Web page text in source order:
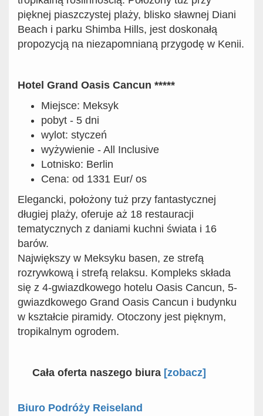
pięknej piaszczystej plaży, blisko sławnej Diani
Beach i parku Shimba Hills, jest doskonałą
propozycją na niezapomnianą przygodę w Kenii.
Hotel Grand Oasis Cancun *****
Miejsce: Meksyk
pobyt - 5 dni
wylot: styczeń
wyżywienie - All Inclusive
Lotnisko: Berlin
Cena: od 1331 Eur/ os
Elegancki, położony tuż przy fantastycznej
długiej plaży, oferuje aż 18 restauracji
tematycznych z daniami kuchni świata i 16
barów.
Największy w Meksyku basen, ze strefą
rozrywkową i strefą relaksu. Kompleks składa
się z 4-gwiazdkowego hotelu Oasis Cancun, 5-
gwiazdkowego Grand Oasis Cancun i budynku
w kształcie piramidy. Otoczony jest pięknym,
tropikalnym ogrodem.
Cała oferta naszego biura [zobacz]
Biuro Podróży Reiseland